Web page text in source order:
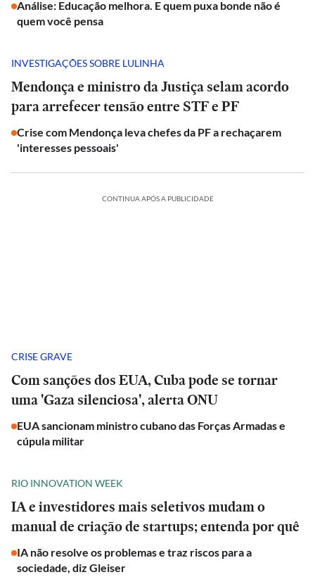
Análise: Educação melhora. E quem puxa bonde não é
quem você pensa
INVESTIGAÇÕES SOBRE LULINHA
Mendonça e ministro da Justiça selam acordo
para arrefecer tensão entre STF e PF
Crise com Mendonça leva chefes da PF a rechaçarem
'interesses pessoais'
CONTINUA APÓS A PUBLICIDADE
CRISE GRAVE
Com sanções dos EUA, Cuba pode se tornar
uma 'Gaza silenciosa', alerta ONU
EUA sancionam ministro cubano das Forças Armadas e
cúpula militar
RIO INNOVATION WEEK
IA e investidores mais seletivos mudam o
manual de criação de startups; entenda por quê
IA não resolve os problemas e traz riscos para a
sociedade, diz Gleiser